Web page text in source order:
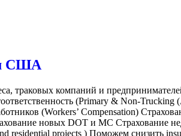
США
траковых компаний и
(Primary & Non-
(Workers’ Compensation)
новых DOT и MC Страхование
residential projects ) Поможем снизить